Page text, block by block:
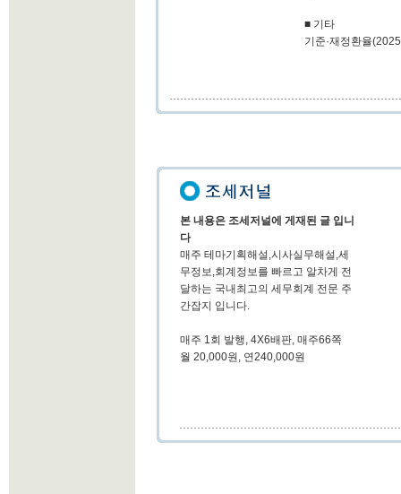
■ 기타
기준·재정환율
본 내용은 조세저널에 게재된 글 입니
다
매주 테마기획해설,시사실무해설,세
무정보,회계정보를 빠르고 알차게 전
달하는 국내최고의 세무회계 전문 주
간잡지 입니다.
매주 1회 발행, 4X6배판, 매주66쪽
월 20,000원, 연240,000원